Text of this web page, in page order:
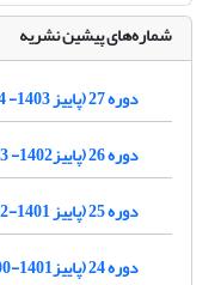
شماره‌های پیشین نشریه
دوره 27 (پاییز 1403- 1404)
دوره 26 (پاییز1402- 1403)
دوره 25 (پاییز 1401-1402)
دوره 24 (پاییز1401-1400)